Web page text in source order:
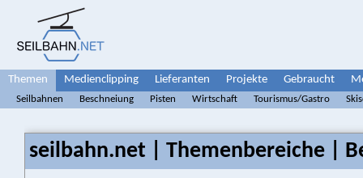
Themen Medienclipping Lieferanten Projekte Gebraucht
Seilbahnen Beschneiung Pisten Wirtschaft Tourismus/Gastro
seilbahn.net | Themenbereiche |